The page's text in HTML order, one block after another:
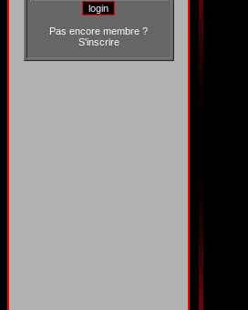
Pas encore membre ?
S'inscrire